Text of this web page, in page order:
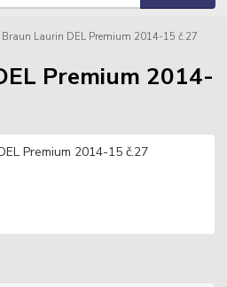
Braun Laurin DEL Premium 2014-15 č.27
Premium 2014-